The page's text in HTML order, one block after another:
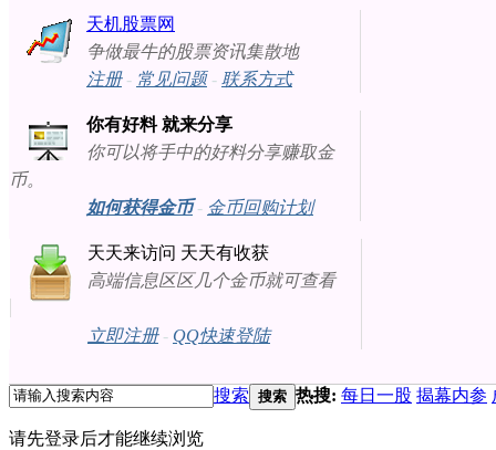
天机股票网
争做最牛的股票资讯集散地
注册- 常见问题- 联系方式
你有好料 就来分享
你可以将手中的好料分享赚取金
币。
如何获得金币- 金币回购计划
天天来访问 天天有收获
高端信息区区几个金币就可查看
立即注册- QQ快速登陆
搜索 搜索 热搜: 每日一股 揭幕内参
请先登录后才能继续浏览